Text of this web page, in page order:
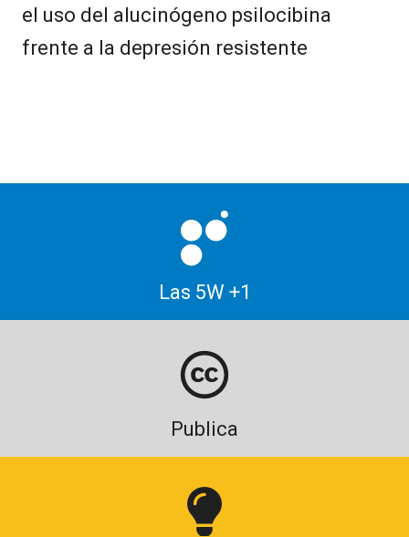
el uso del alucinógeno psilocibina
frente a la depresión resistente
Las 5W +1
Publica